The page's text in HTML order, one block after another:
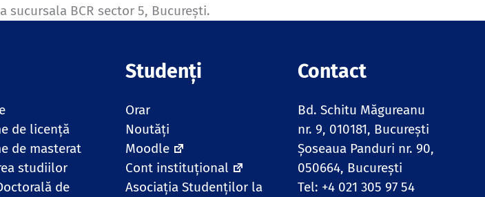
sucursala BCR sector 5, București.
de licență
de masterat
studiilor
de
Studenți
Orar
Noutăți
Moodle
Cont instituțional
Asociația Studenților la
Contact
Bd. Schitu Măgureanu
nr. 9, 010181, Bucureşti
Șoseaua Panduri nr. 90,
050664, București
Tel: +4 021 305 97 54